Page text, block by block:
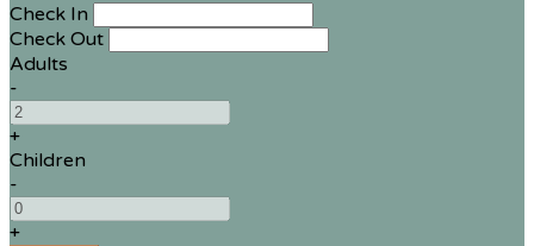
Check In
Check Out
Adults
-
+
Children
-
+